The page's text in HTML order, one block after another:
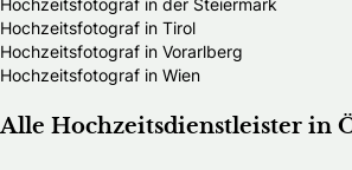
Hochzeitsfotograf in Tirol
Hochzeitsfotograf in Vorarlberg
Hochzeitsfotograf in Wien
Alle Hochzeitsdienstleister in